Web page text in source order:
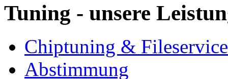
Tuning - unsere
Chiptuning & Fileservice
Abstimmung